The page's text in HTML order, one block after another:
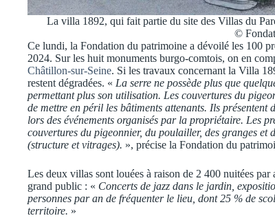
La villa 1892, qui fait partie du site des Villas du
©
Ce lundi, la Fondation du patrimoine a dévoilé les 100
2024. Sur les huit monuments burgo-comtois, on en
Châtillon-sur-Seine. Si les travaux concernant la Villa
restent dégradées. « La serre ne possède plus que
permettant plus son utilisation. Les couvertures du
de mettre en péril les bâtiments attenants. Ils
lors des événements organisés par la propriétaire. Les
couvertures du pigeonnier, du poulailler, des granges
(structure et vitrages). », précise la Fondation du
Les deux villas sont louées à raison de 2 400 nuitées
grand public : « Concerts de jazz dans le jardin,
personnes par an de fréquenter le lieu, dont 25 % de
territoire. »